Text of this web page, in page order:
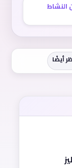
النشاط
أيضًا